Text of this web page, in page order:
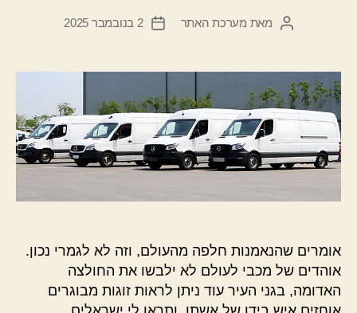
המחבר
מאת מערכת האתר
תאריך
2 בנובמבר 2025
אומרים שהנאמנות חלפה מהעולם, וזה לא לגמרי נכון.
אוהדים של מכבי לעולם לא ילבשו את החולצה
האדומה, בגני העיר עוד ניתן לראות זוגות מבוגרים